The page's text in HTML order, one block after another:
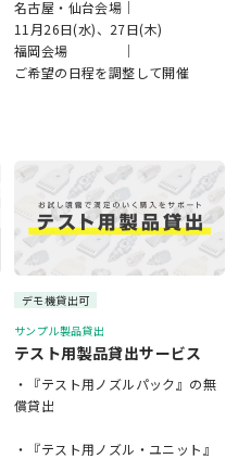
名古屋・仙台会場｜
11月26日(水)、27日(木)
福岡会場 ｜
ご希望の日程を調整して開催
デモ機貸出可
サンプル製品貸出
テスト用製品貸出サービス
・『テスト用ノズルパック』の無
償貸出
・『テスト用ノズル・ユニット』